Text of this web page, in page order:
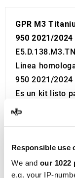
Responsible use
We and our 1022
e.g. your IP-
GPR M3
950 2021/2024
E5.D.138.M3.TN
Linea
950 2021/2024
Es un kit listo
modificaciones.
Se reemplaza
Homologación
El catalizador